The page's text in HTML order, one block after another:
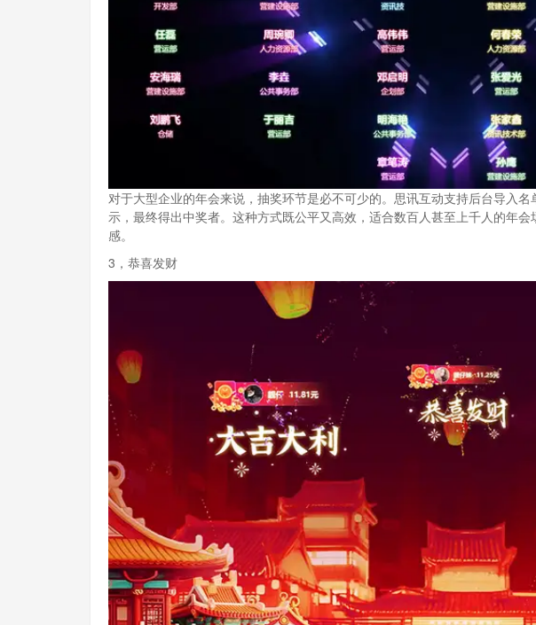
对于大型企业的年会来说，抽奖环节是必不可少的。思讯互动支持后台导入
示，最终得出中奖者。这种方式既公平又高效，适合数百人甚至上千人的年
感。
3，恭喜发财